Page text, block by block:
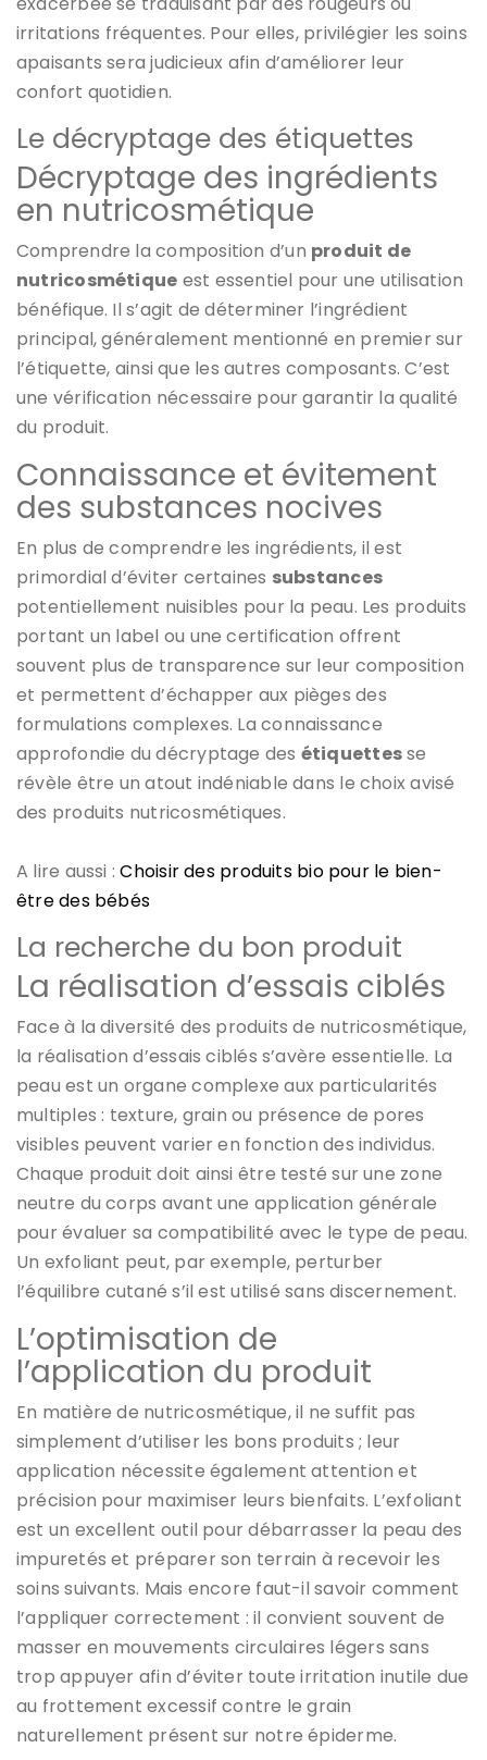
irritations fréquentes. Pour elles, privilégier les soins
apaisants sera judicieux afin d’améliorer leur
confort quotidien.
Le décryptage des étiquettes
Décryptage des ingrédients
en nutricosmétique
Comprendre la composition d’un produit de
nutricosmétique est essentiel pour une utilisation
bénéfique. Il s’agit de déterminer l’ingrédient
principal, généralement mentionné en premier sur
l’étiquette, ainsi que les autres composants. C’est
une vérification nécessaire pour garantir la qualité
du produit.
Connaissance et évitement
des substances nocives
En plus de comprendre les ingrédients, il est
primordial d’éviter certaines substances
potentiellement nuisibles pour la peau. Les produits
portant un label ou une certification offrent
souvent plus de transparence sur leur composition
et permettent d’échapper aux pièges des
formulations complexes. La connaissance
approfondie du décryptage des étiquettesse
révèle être un atout indéniable dans le choix avisé
des produits nutricosmétiques.
A lire aussi :Choisir des produits bio pour le bien-
être des bébés
La recherche du bon produit
La réalisation d’essais ciblés
Face à la diversité des produits de nutricosmétique,
la réalisation d’essais ciblés s’avère essentielle. La
peau est un organe complexe aux particularités
multiples : texture, grain ou présence de pores
visibles peuvent varier en fonction des individus.
Chaque produit doit ainsi être testé sur une zone
neutre du corps avant une application générale
pour évaluer sa compatibilité avec le type de peau.
Un exfoliant peut, par exemple, perturber
l’équilibre cutané s’il est utilisé sans discernement.
L’optimisation de
l’application du produit
En matière de nutricosmétique, il ne suffit pas
simplement d’utiliser les bons produits ; leur
application nécessite également attention et
précision pour maximiser leurs bienfaits. L’exfoliant
est un excellent outil pour débarrasser la peau des
impuretés et préparer son terrain à recevoir les
soins suivants. Mais encore faut-il savoir comment
l’appliquer correctement : il convient souvent de
masser en mouvements circulaires légers sans
trop appuyer afin d’éviter toute irritation inutile due
au frottement excessif contre le grain
naturellement présent sur notre épiderme.